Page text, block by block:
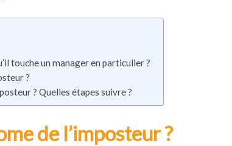
touche un manager en particulier ?
?
? Quelles étapes suivre ?
de l’imposteur ?